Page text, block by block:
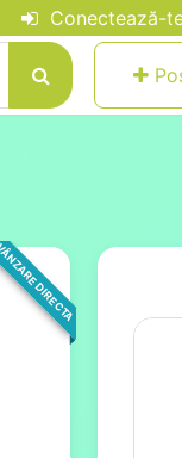
Conectează-
DIRECTA